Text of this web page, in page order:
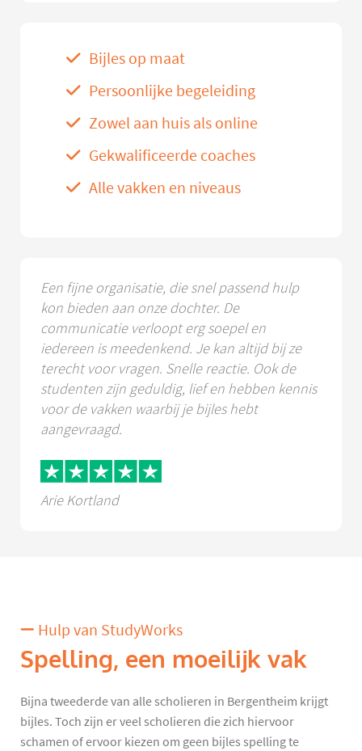
Bijles op maat
Persoonlijke begeleiding
Zowel aan huis als online
Gekwalificeerde coaches
Alle vakken en niveaus
Een fijne organisatie, die snel passend hulp
kon bieden aan onze dochter. De
communicatie verloopt erg soepel en
iedereen is meedenkend. Je kan altijd bij ze
terecht voor vragen. Snelle reactie. Ook de
studenten zijn geduldig, lief en hebben kennis
voor de vakken waarbij je bijles hebt
aangevraagd.
Arie Kortland
Hulp van StudyWorks
Spelling, een moeilijk vak
Bijna tweederde van alle scholieren in Bergentheim krijgt
bijles. Toch zijn er veel scholieren die zich hiervoor
schamen of ervoor kiezen om geen bijles spelling te